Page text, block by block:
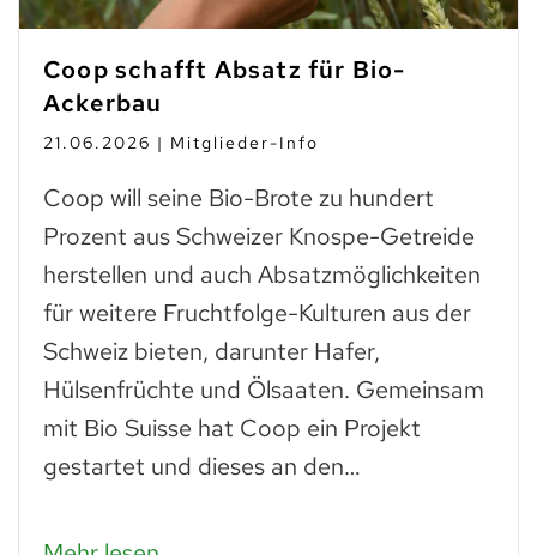
Coop schafft Absatz für Bio-
Ackerbau
21.06.2026 | Mitglieder-Info
Coop will seine Bio-Brote zu hundert
Prozent aus Schweizer Knospe-Getreide
herstellen und auch Absatzmöglichkeiten
für weitere Fruchtfolge-Kulturen aus der
Schweiz bieten, darunter Hafer,
Hülsenfrüchte und Ölsaaten. Gemeinsam
mit Bio Suisse hat Coop ein Projekt
gestartet und dieses an den…